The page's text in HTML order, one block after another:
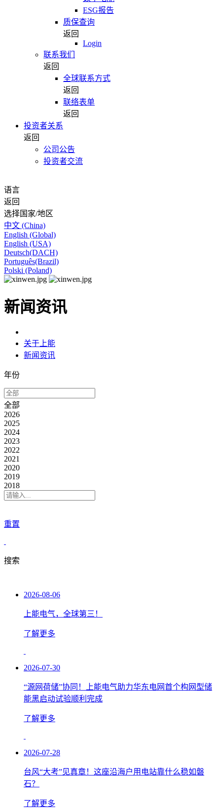
ESG报告
质保查询
返回
Login
联系我们
返回
全球联系方式
返回
联络表单
返回
投资者关系
返回
公司公告
投资者交流
语言
返回
选择国家/地区
中文 (China)
English (Global)
English (USA)
Deutsch(DACH)
Português(Brazil)
Polski (Poland)
新闻资讯
关于上能
新闻资讯
年份
全部
2026
2025
2024
2023
2022
2021
2020
2019
2018
重置
搜索
2026-08-06
上能电气，全球第三！
了解更多
2026-07-30
“源网荷储”协同！上能电气助力华东电网首个构网型储
能黑启动试验顺利完成
了解更多
2026-07-28
台风“大考”见真章！这座沿海户用电站靠什么稳如磐
石？
了解更多